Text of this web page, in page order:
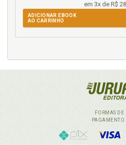
em 3x de R$
ADICIONAR EBOOK
AO CARRINHO
FORMAS DE
PAGAMENTO